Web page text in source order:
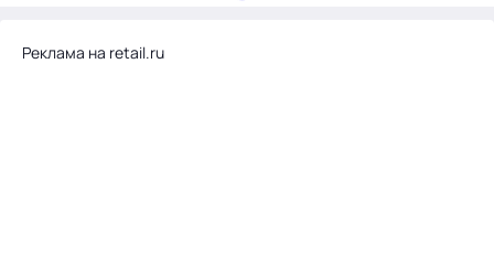
Реклама на retail.ru